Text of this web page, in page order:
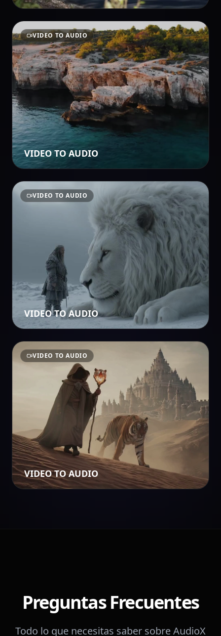
VIDEO TO AUDIO
VIDEO TO AUDIO
VIDEO TO AUDIO
VIDEO TO AUDIO
VIDEO TO AUDIO
VIDEO TO AUDIO
Preguntas Frecuentes
Todo lo que necesitas saber sobre AudioX